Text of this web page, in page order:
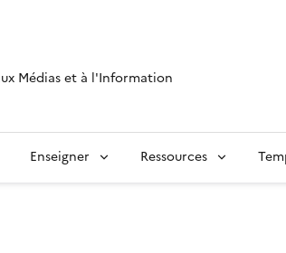
Médias et à l'Information
Enseigner Ressources